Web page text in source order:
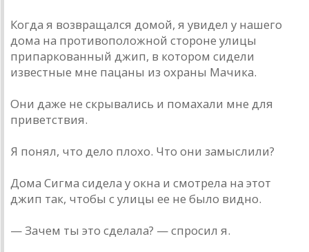
Когда я возвращался домой, я увидел у нашего
дома на противоположной стороне улицы
припаркованный джип, в котором сидели
известные мне пацаны из охраны Мачика.
Они даже не скрывались и помахали мне для
приветствия.
Я понял, что дело плохо. Что они замыслили?
Дома Сигма сидела у окна и смотрела на этот
джип так, чтобы с улицы ее не было видно.
— Зачем ты это сделала? — спросил я.